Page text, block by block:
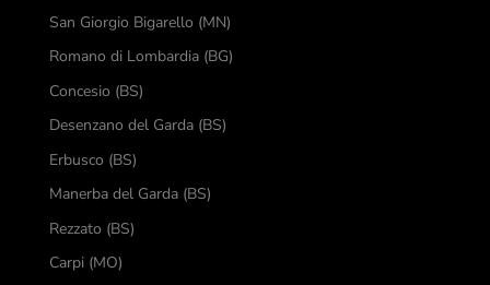
San Giorgio Bigarello (MN)
Romano di Lombardia (BG)
Concesio (BS)
Desenzano del Garda (BS)
Erbusco (BS)
Manerba del Garda (BS)
Rezzato (BS)
Carpi (MO)